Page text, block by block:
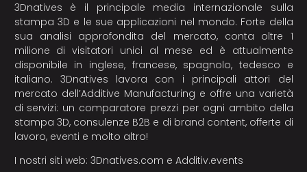
3Dnatives è il principale media internazionale sulla
stampa 3D e le sue applicazioni nel mondo. Forte della
sua analisi approfondita del mercato, conta oltre 1
milione di visitatori unici al mese ed è attualmente
disponibile in inglese, francese, spagnolo, tedesco e
italiano. 3Dnatives lavora con i principali attori del
mercato dell’Additive Manufacturing e offre una varietà
di servizi: un comparatore prezzi per ogni ambito della
stampa 3D, consulenze B2B e di brand content, offerte di
lavoro, eventi e molto altro!
I nostri siti web: 3Dnatives.com e Additiv.events